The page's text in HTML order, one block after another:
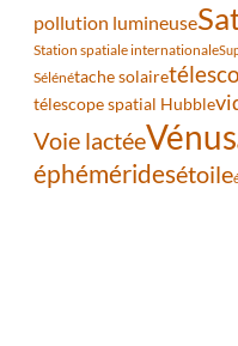
pollution lumineuse
Station spatiale internationale
Sélénétache solaire
télescope spatial Hubble
Voie lactéeVénus
éphéméridesétoile